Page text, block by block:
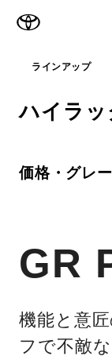
ラインアップ
ハイラッ
価格・グレ
GR
機能と意
フで不敵